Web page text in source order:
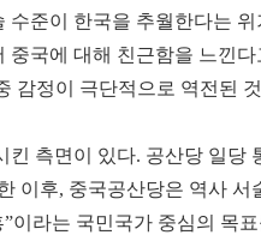
준이 한국을 추월한다는
국에 대해 친근함을 느낀
정이 극단적으로 역전된
측면이 있다. 공산당 일당
이후, 중국공산당은 역사
라는 국민국가 중심의 목